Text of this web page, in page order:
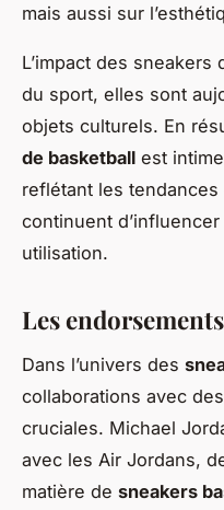
mais aussi sur
L’impact des
du sport, elles sont
objets culturels. En
de basketball est
reflétant les
continuent
utilisation.
Les
Dans l’univers des
collaborations avec des
cruciales. Michael
avec les Air Jordans,
matière de sneakers